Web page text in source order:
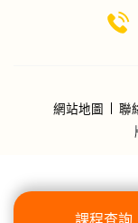
課程查詢
網站地圖 聯